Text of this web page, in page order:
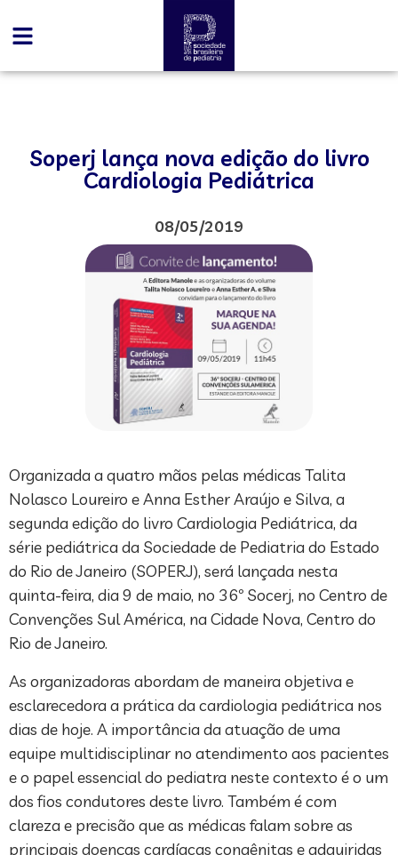
Soperj lança nova edição do livro
Cardiologia Pediátrica
08/05/2019
Organizada a quatro mãos pelas médicas Talita
Nolasco Loureiro e Anna Esther Araújo e Silva, a
segunda edição do livro Cardiologia Pediátrica, da
série pediátrica da Sociedade de Pediatria do Estado
do Rio de Janeiro (SOPERJ), será lançada nesta
quinta-feira, dia 9 de maio, no 36º Socerj, no Centro de
Convenções Sul América, na Cidade Nova, Centro do
Rio de Janeiro.
As organizadoras abordam de maneira objetiva e
esclarecedora a prática da cardiologia pediátrica nos
dias de hoje. A importância da atuação de uma
equipe multidisciplinar no atendimento aos pacientes
e o papel essencial do pediatra neste contexto é o um
dos fios condutores deste livro. Também é com
clareza e precisão que as médicas falam sobre as
principais doenças cardíacas congênitas e adquiridas